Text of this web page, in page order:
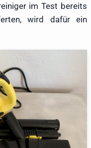
im Test bereits
wird dafür ein